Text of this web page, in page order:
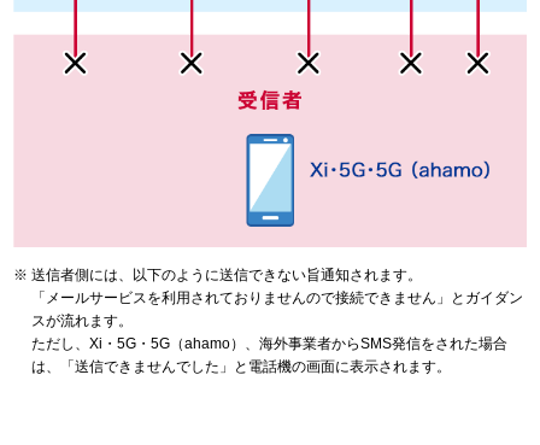
送信者側には、以下のように送信できない旨通知されます。
「メールサービスを利用されておりませんので接続できません」とガイダン
スが流れます。
ただし、Xi・5G・5G（ahamo）、海外事業者からSMS発信をされた場合
は、「送信できませんでした」と電話機の画面に表示されます。